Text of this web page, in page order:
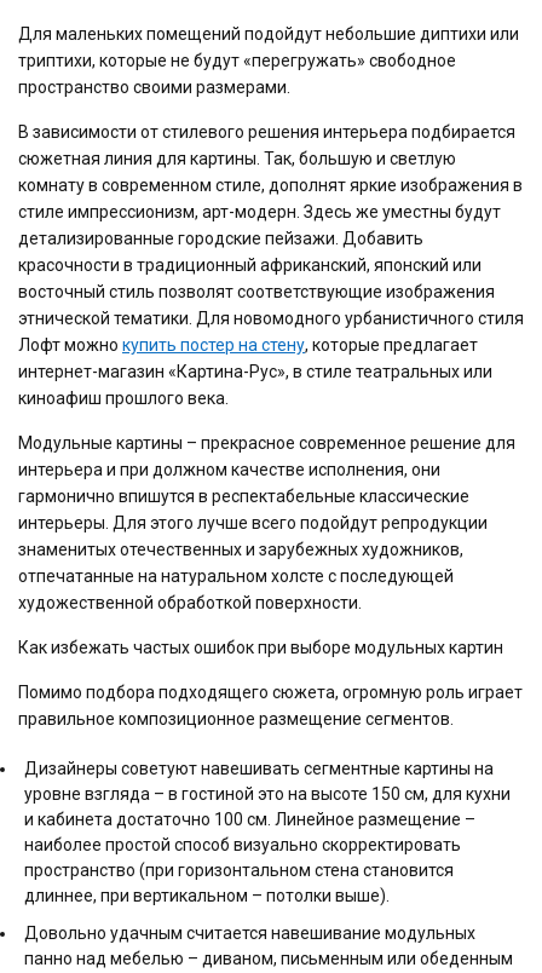
Для маленьких помещений подойдут небольшие диптихи или
триптихи, которые не будут «перегружать» свободное
пространство своими размерами.
В зависимости от стилевого решения интерьера подбирается
сюжетная линия для картины. Так, большую и светлую
комнату в современном стиле, дополнят яркие изображения в
стиле импрессионизм, арт-модерн. Здесь же уместны будут
детализированные городские пейзажи. Добавить
красочности в традиционный африканский, японский или
восточный стиль позволят соответствующие изображения
этнической тематики. Для новомодного урбанистичного стиля
Лофт можно купить постер на стену, которые предлагает
интернет-магазин «Картина-Рус», в стиле театральных или
киноафиш прошлого века.
Модульные картины – прекрасное современное решение для
интерьера и при должном качестве исполнения, они
гармонично впишутся в респектабельные классические
интерьеры. Для этого лучше всего подойдут репродукции
знаменитых отечественных и зарубежных художников,
отпечатанные на натуральном холсте с последующей
художественной обработкой поверхности.
Как избежать частых ошибок при выборе модульных картин
Помимо подбора подходящего сюжета, огромную роль играет
правильное композиционное размещение сегментов.
Дизайнеры советуют навешивать сегментные картины на
уровне взгляда – в гостиной это на высоте 150 см, для кухни
и кабинета достаточно 100 см. Линейное размещение –
наиболее простой способ визуально скорректировать
пространство (при горизонтальном стена становится
длиннее, при вертикальном – потолки выше).
Довольно удачным считается навешивание модульных
панно над мебелью – диваном, письменным или обеденным